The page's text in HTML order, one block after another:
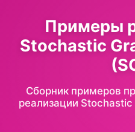
Примеры
Stochastic
Сборник примеров
реализации